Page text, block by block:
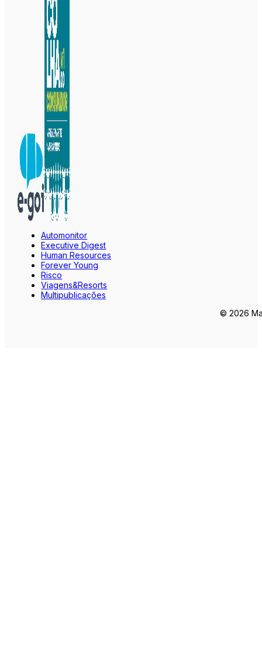
Automonitor
Executive Digest
Human Resources
Forever Young
Risco
Viagens&Resorts
Multipublicações
© 2026